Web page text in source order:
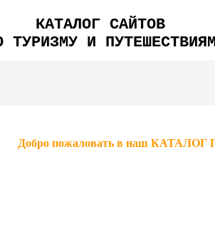
КАТАЛОГ САЙТОВ
ТУРИЗМУ И
Добро пожаловать в наш